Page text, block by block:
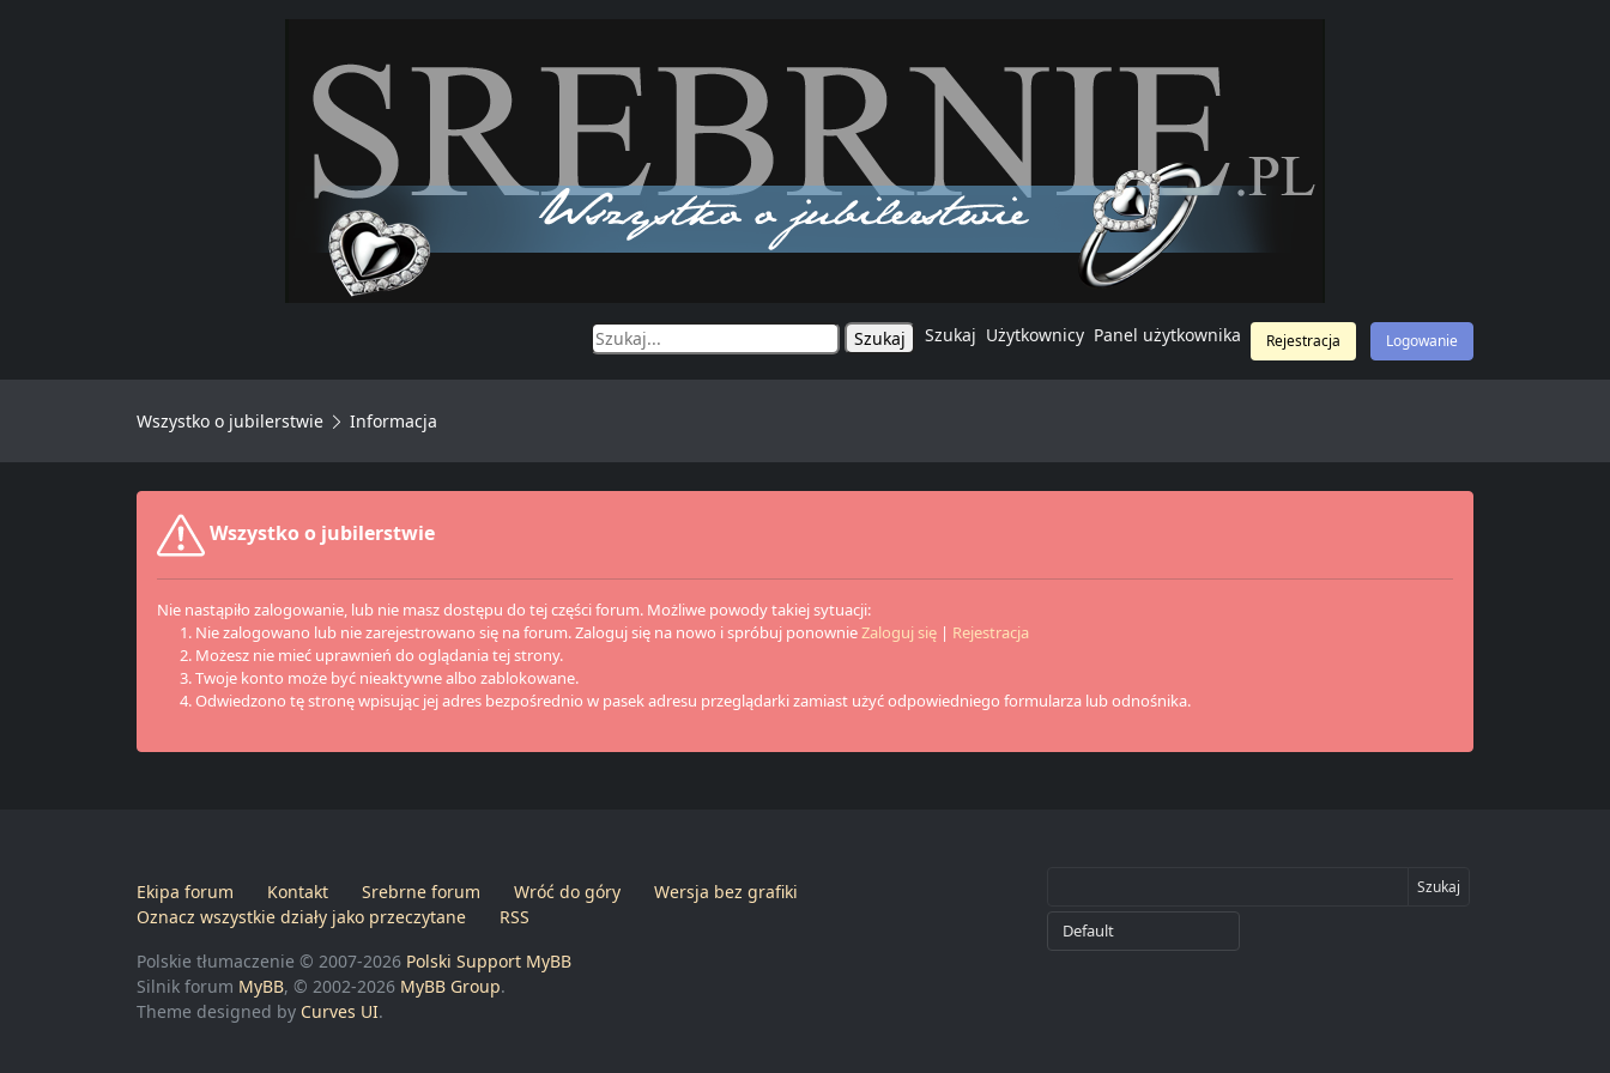
Szukaj Użytkownicy Panel użytkownika Rejestracja Logowanie
Wszystko o jubilerstwie Informacja
Wszystko o jubilerstwie
Nie nastąpiło zalogowanie, lub nie masz dostępu do tej części forum. Możliwe powody takiej sytuacji:
Nie zalogowano lub nie zarejestrowano się na forum. Zaloguj się na nowo i spróbuj ponownieZaloguj się | Rejestracja
Możesz nie mieć uprawnień do oglądania tej strony.
Twoje konto może być nieaktywne albo zablokowane.
Odwiedzono tę stronę wpisując jej adres bezpośrednio w pasek adresu przeglądarki zamiast użyć odpowiedniego formularza lub odnośnika.
Ekipa forum Kontakt Srebrne forum Wróć do góry
Wersja bez grafiki
Oznacz wszystkie działy jako przeczytane
RSS
Polskie tłumaczenie © 2007-2026 Polski Support MyBB
Silnik forum MyBB, © 2002-2026 MyBB Group.
Theme designed by Curves UI.
Szukaj